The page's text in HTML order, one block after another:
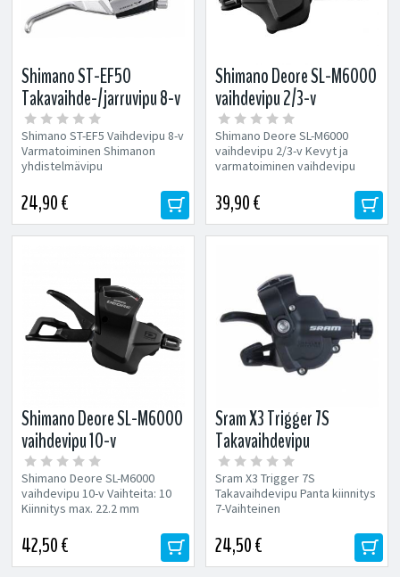
Shimano ST-EF50
Takavaihde-/jarruvipu 8-v
Shimano ST-EF5 Vaihdevipu 8-v
Varmatoiminen Shimanon
yhdistelmävipu
jarru...
24,90 €
Shimano Deore SL-M6000
vaihdevipu 2/3-v
Shimano Deore SL-M6000
vaihdevipu 2/3-v Kevyt ja
varmatoiminen vaihdevipu
eturattaalle. Sopii...
39,90 €
Shimano Deore SL-M6000
vaihdevipu 10-v
Shimano Deore SL-M6000
vaihdevipu 10-v Vaihteita: 10
Kiinnitys max. 22.2 mm
vaihdevaijeri ja...
42,50 €
Sram X3 Trigger 7S
Takavaihdevipu
Sram X3 Trigger 7S
Takavaihdevipu Panta kiinnitys
7-Vaihteinen
24,50 €